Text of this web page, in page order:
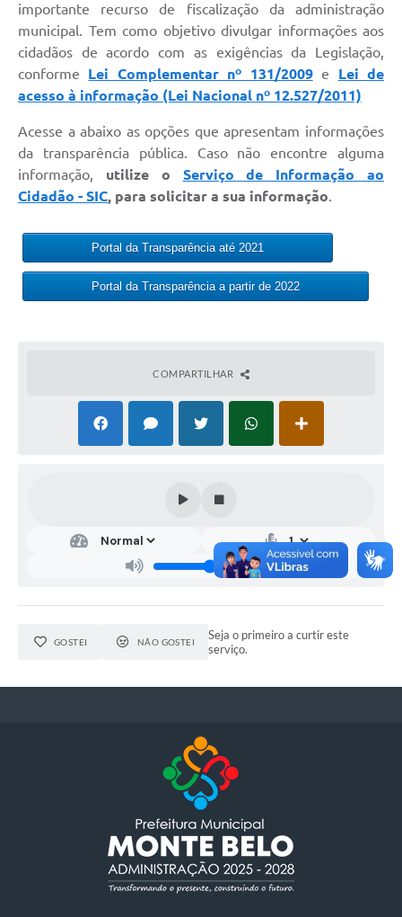
importante recurso de fiscalização da administração
municipal. Tem como objetivo divulgar informações aos
cidadãos de acordo com as exigências da Legislação,
conforme Lei Complementar nº 131/2009e Lei de
acesso à informação (Lei Nacional nº 12.527/2011)
Acesse a abaixo as opções que apresentam informações
da transparência pública. Caso não encontre alguma
informação, utilize o Serviço de Informação ao
Cidadão - SIC, para solicitar a sua informação.
Portal da Transparência até 2021
Portal da Transparência a partir de 2022
COMPARTILHAR
GOSTEI NÃO GOSTEI
Seja o primeiro a curtir este
serviço.